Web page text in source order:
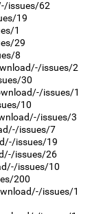
issues/62
19
1
29
8
issues/2
30
issues/1
10
issues/3
issues/7
issues/19
issues/26
issues/10
200
issues/1